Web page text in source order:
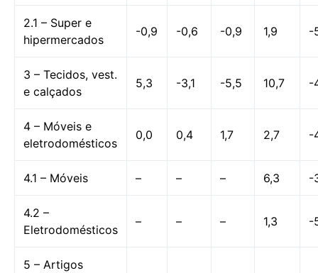
2.1 – Super e
hipermercados
-0,9 -0,6 -0,9 1,9 -
3 – Tecidos, vest.
e calçados
5,3 -3,1 -5,5 10,7 -
4 – Móveis e
eletrodomésticos
0,0 0,4 1,7 2,7 -
4.1 – Móveis – – – 6,3 -
4.2 –
Eletrodomésticos
– – – 1,3 -
5 – Artigos